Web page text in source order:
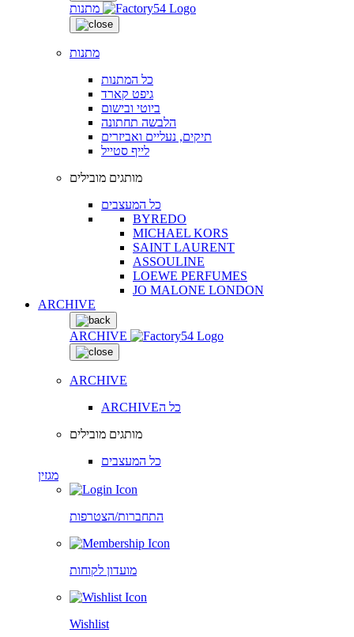
מתנות
מתנות
כל המתנות
גיפט קארד
ביוטי ובישום
הלבשה תחתונה
תיקים, נעליים ואביזרים
לייף סטייל
מותגים מובילים
כל המעצבים
BYREDO
MICHAEL KORS
SAINT LAURENT
ASSOULINE
LOEWE PERFUMES
JO MALONE LONDON
ARCHIVE
ARCHIVE
ARCHIVE
ARCHIVEכל ה
מותגים מובילים
כל המעצבים
מגזין
התחברות/הצטרפות
מועדון לקוחות
Wishlist